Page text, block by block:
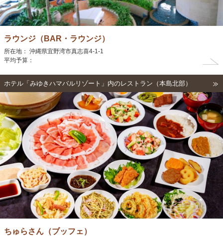
ラウンジ（BAR・ラウンジ）
所在地： 沖縄県宜野湾市真志喜4-1-1
平均予算：
ホテル「みゆきハマバルリゾート」内のレストラン（本島北部）
ちゅらさん（ブッフェ）